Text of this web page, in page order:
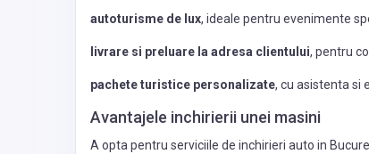
autoturisme de lux, ideale pentru evenimente
livrare si preluare la adresa clientului, pentru
pachete turistice personalizate, cu asistenta si
Avantajele inchirierii unei masini
A opta pentru serviciile de inchirieri auto in
maurice@americanroc